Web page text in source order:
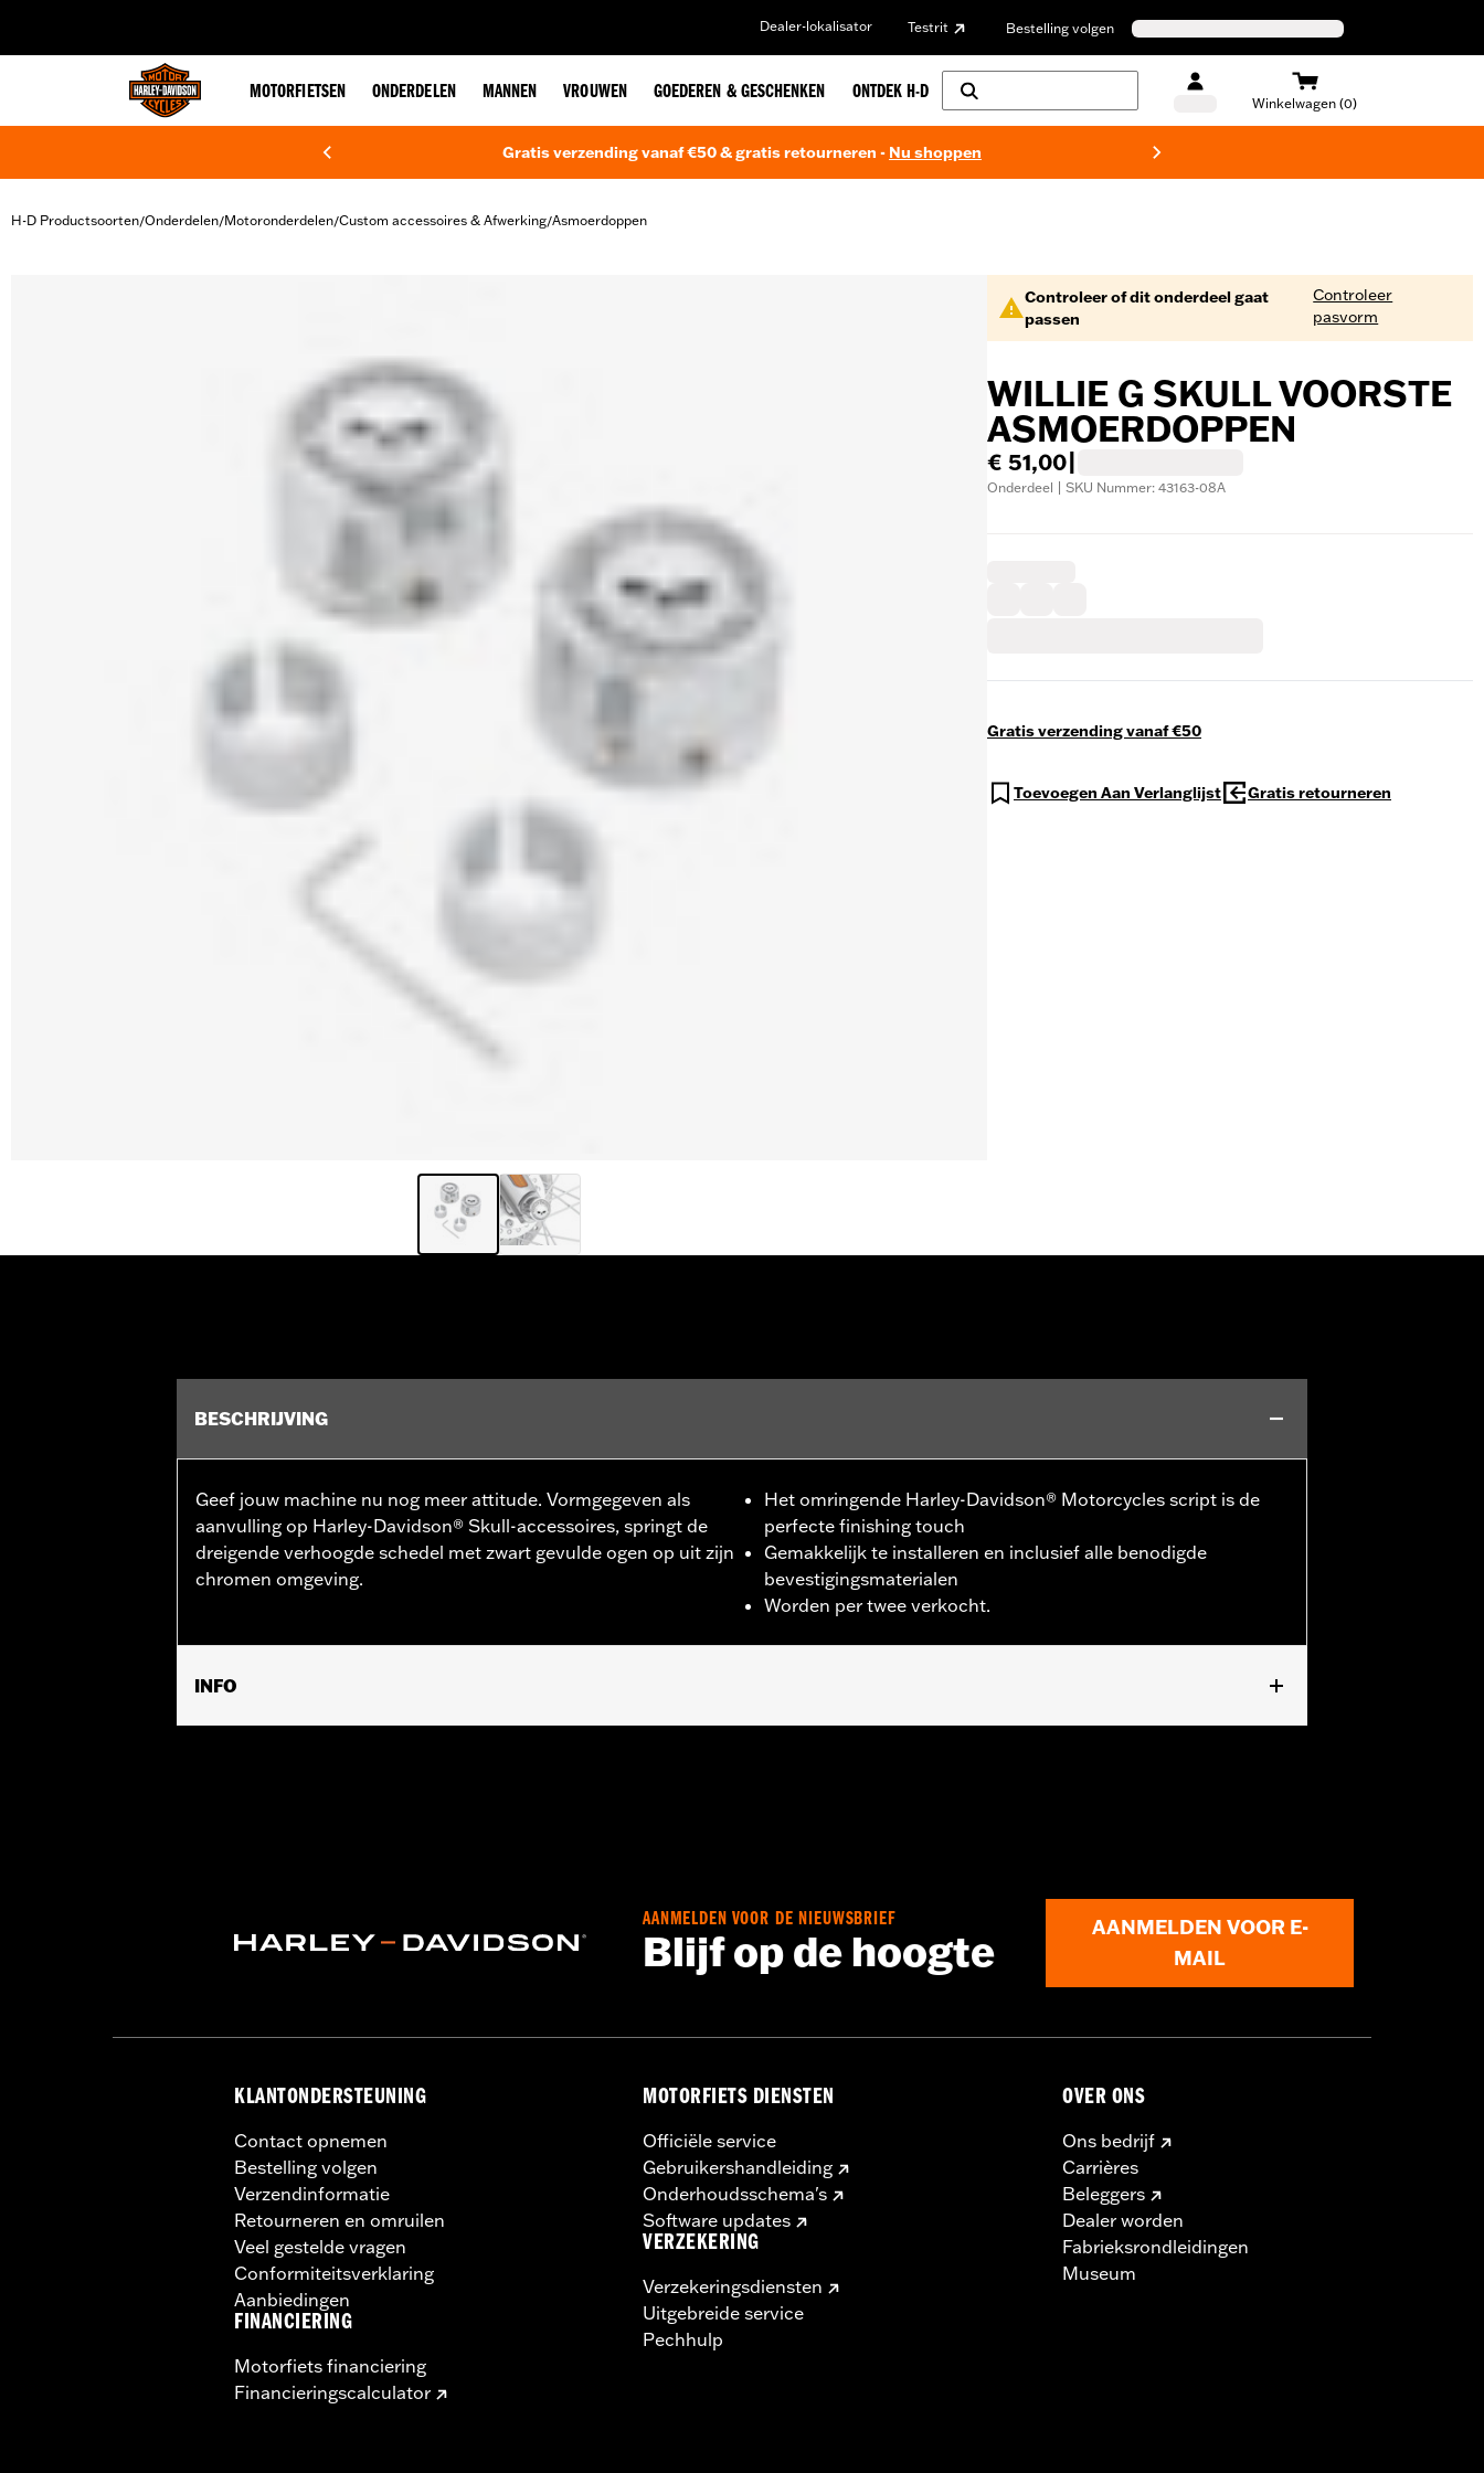
Dealer-lokalisator Testrit Bestelling volgen
MOTORFIETSEN ONDERDELEN MANNEN VROUWEN GOEDEREN & GESCHENKEN ONTDEK H-D
Winkelwagen (0)
Gratis verzending vanaf €50 & gratis retourneren - Nu shoppen
H-D Productsoorten/Onderdelen/Motoronderdelen/Custom accessoires & Afwerking/Asmoerdoppen
Controleer of dit onderdeel gaat
passen
Controleer
pasvorm
WILLIE G SKULL VOORSTE
ASMOERDOPPEN
€ 51,00
Onderdeel | SKU Nummer: 43163-08A
Gratis verzending vanaf €50
Toevoegen Aan Verlanglijst Gratis retourneren
BESCHRIJVING
Geef jouw machine nu nog meer attitude. Vormgegeven als
aanvulling op Harley-Davidson® Skull-accessoires, springt de
dreigende verhoogde schedel met zwart gevulde ogen op uit zijn
chromen omgeving.
Het omringende Harley-Davidson® Motorcycles script is de
perfecte finishing touch
Gemakkelijk te installeren en inclusief alle benodigde
bevestigingsmaterialen
Worden per twee verkocht.
INFO
adapterset P/N 43000159 vereist, voor '22-later FXRST modellen is afzonderlijke aankoop van de Vooras-adapterset P/N 43000159
Installatie-instructies
AANMELDEN VOOR DE NIEUWSBRIEF
Blijf op de hoogte
AANMELDEN VOOR E-
MAIL
KLANTONDERSTEUNING
Contact opnemen
Bestelling volgen
Verzendinformatie
Retourneren en omruilen
Veel gestelde vragen
Conformiteitsverklaring
Aanbiedingen
FINANCIERING
Motorfiets financiering
Financieringscalculator
MOTORFIETS DIENSTEN
Officiële service
Gebruikershandleiding
Onderhoudsschema's
Software updates
VERZEKERING
Verzekeringsdiensten
Uitgebreide service
Pechhulp
OVER ONS
Ons bedrijf
Carrières
Beleggers
Dealer worden
Fabrieksrondleidingen
Museum